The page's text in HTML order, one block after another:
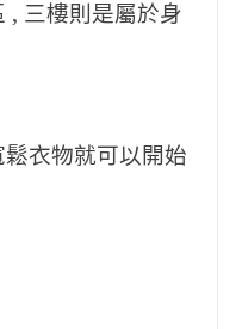
, 三樓則是屬於身
衣物就可以開始